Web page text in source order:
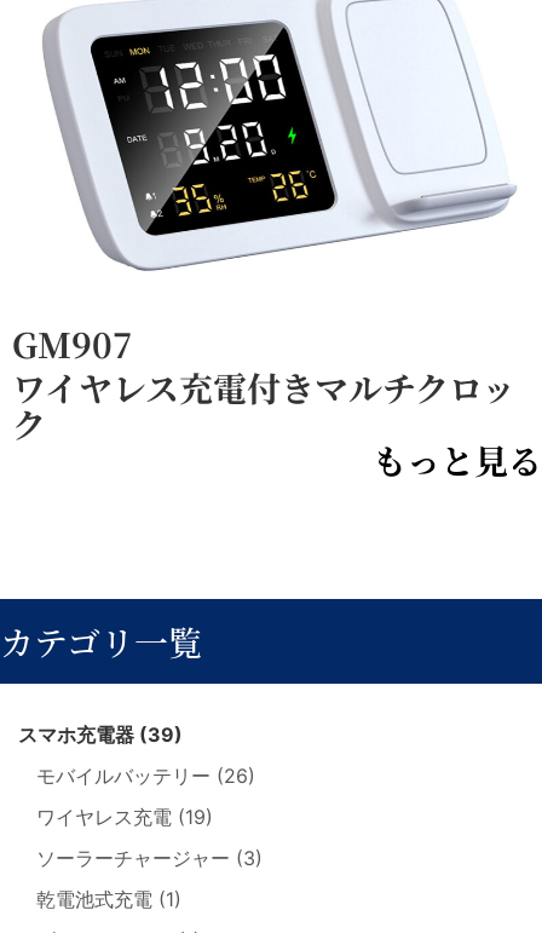
GM907
ワイヤレス充電付きマルチクロッ
ク
もっと見る
カテゴリ一覧
スマホ充電器 (39)
モバイルバッテリー (26)
ワイヤレス充電 (19)
ソーラーチャージャー (3)
乾電池式充電 (1)